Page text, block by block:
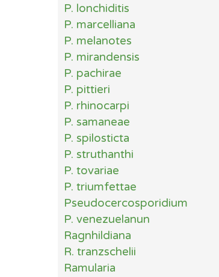
P. lonchiditis
P. marcelliana
P. melanotes
P. mirandensis
P. pachirae
P. pittieri
P. rhinocarpi
P. samaneae
P. spilosticta
P. struthanthi
P. tovariae
P. triumfettae
Pseudocercosporidium
P. venezuelanun
Ragnhildiana
R. tranzschelii
Ramularia